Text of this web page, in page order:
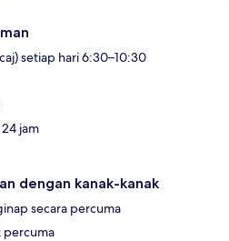
setiap hari 6:30–10:30
jam
dengan kanak-kanak
secara percuma
percuma